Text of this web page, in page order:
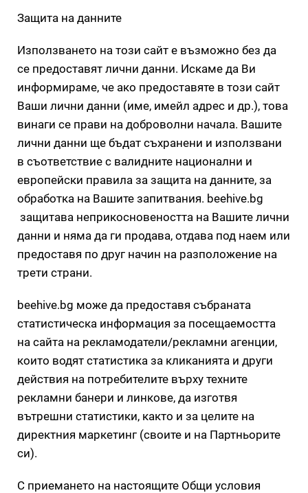
Защита на данните
Използването на този сайт е възможно без да
се предоставят лични данни. Искаме да Ви
информираме, че ако предоставяте в този сайт
Ваши лични данни (име, имейл адрес и др.), това
винаги се прави на доброволни начала. Вашите
лични данни ще бъдат съхранени и използвани
в съответствие с валидните национални и
европейски правила за защита на данните, за
обработка на Вашите запитвания. beehive.bg
защитава неприкосновеността на Вашите лични
данни и няма да ги продава, отдава под наем или
предоставя по друг начин на разположение на
трети страни.
beehive.bg може да предоставя събраната
статистическа информация за посещаемостта
на сайта на рекламодатели/рекламни агенции,
които водят статистика за кликанията и други
действия на потребителите върху техните
рекламни банери и линкове, да изготвя
вътрешни статистики, както и за целите на
директния маркетинг (своите и на Партньорите
си).
С приемането на настоящите Общи условия